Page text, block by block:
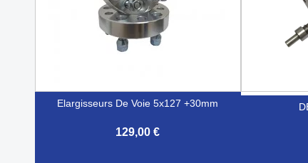
Elargisseurs De Voie 5x127 +30mm
129,00 €